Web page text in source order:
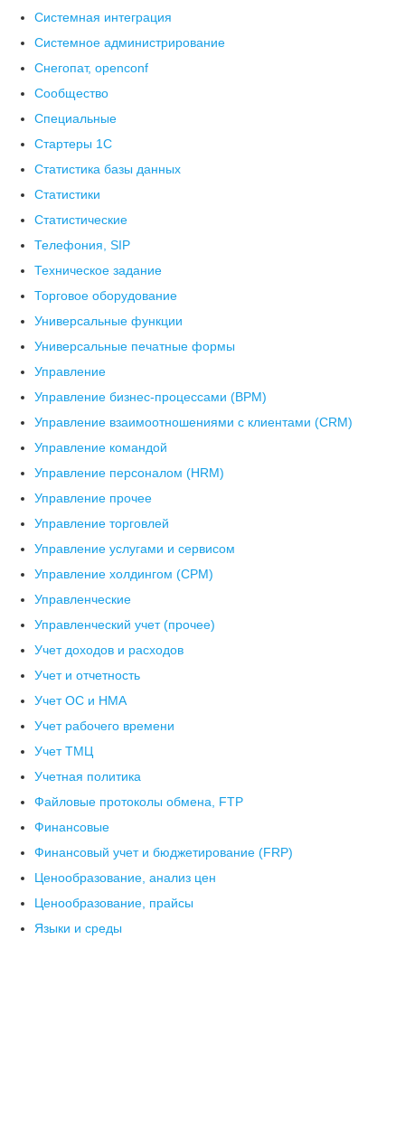
Системная интеграция
Системное администрирование
Снегопат, openconf
Сообщество
Специальные
Стартеры 1С
Статистика базы данных
Статистики
Статистические
Телефония, SIP
Техническое задание
Торговое оборудование
Универсальные функции
Универсальные печатные формы
Управление
Управление бизнес-процессами (BPM)
Управление взаимоотношениями с клиентами (СRM)
Управление командой
Управление персоналом (HRM)
Управление прочее
Управление торговлей
Управление услугами и сервисом
Управление холдингом (CPM)
Управленческие
Управленческий учет (прочее)
Учет доходов и расходов
Учет и отчетность
Учет ОС и НМА
Учет рабочего времени
Учет ТМЦ
Учетная политика
Файловые протоколы обмена, FTP
Финансовые
Финансовый учет и бюджетирование (FRP)
Ценообразование, анализ цен
Ценообразование, прайсы
Языки и среды